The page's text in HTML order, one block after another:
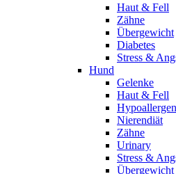
Haut & Fell
Zähne
Übergewicht
Diabetes
Stress &
Hund
Gelenke
Haut & Fell
Hypoallergen
Nierendiät
Zähne
Urinary
Stress &
Übergewicht